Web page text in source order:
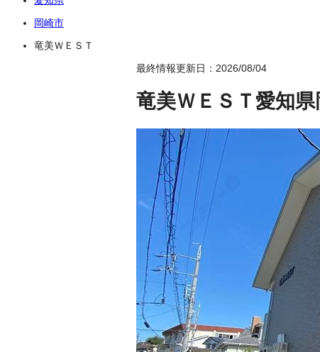
岡崎市
竜美ＷＥＳＴ
最終情報更新日：2026/08/04
竜美ＷＥＳＴ 愛知